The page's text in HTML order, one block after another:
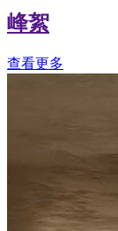
峰絮
查看更多